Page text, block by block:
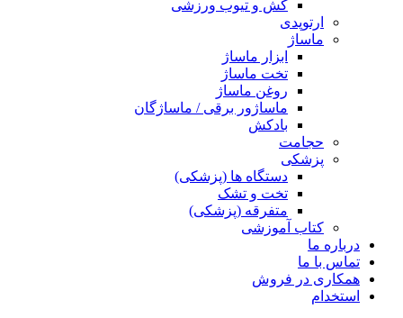
کش و تیوب ورزشی
ارتوپدی
ماساژ
ابزار ماساژ
تخت ماساژ
روغن ماساژ
ماساژور برقی / ماساژگان
بادکش
حجامت
پزشکی
دستگاه ها (پزشکی)
تخت و تشک
متفرقه (پزشکی)
کتاب آموزشی
درباره ما
تماس با ما
همکاری در فروش
استخدام